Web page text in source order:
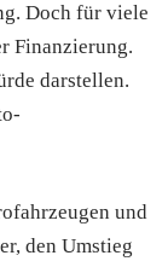
Doch für viele
Finanzierung.
darstellen.
und
den Umstieg